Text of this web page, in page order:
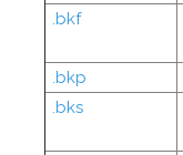
.bkf
.bkp
.bks